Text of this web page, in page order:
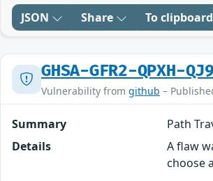
JSON Share To clipboard
GHSA-GFR2-QPXH-
Vulnerability from github –
Summary
Path
Details
A flaw
choose